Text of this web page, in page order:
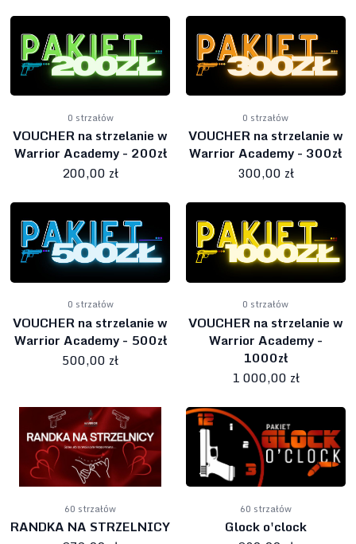
0 strzałów
VOUCHER na strzelanie w
Warrior Academy - 200zł
200,00 zł
0 strzałów
VOUCHER na strzelanie w
Warrior Academy - 300zł
300,00 zł
0 strzałów
VOUCHER na strzelanie w
Warrior Academy - 500zł
500,00 zł
0 strzałów
VOUCHER na strzelanie w
Warrior Academy -
1000zł
1 000,00 zł
60 strzałów
RANDKA NA STRZELNICY
60 strzałów
Glock o'clock